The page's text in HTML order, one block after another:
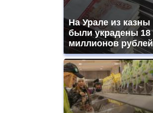
На Урале из казны
были украдены 18
миллионов рублей